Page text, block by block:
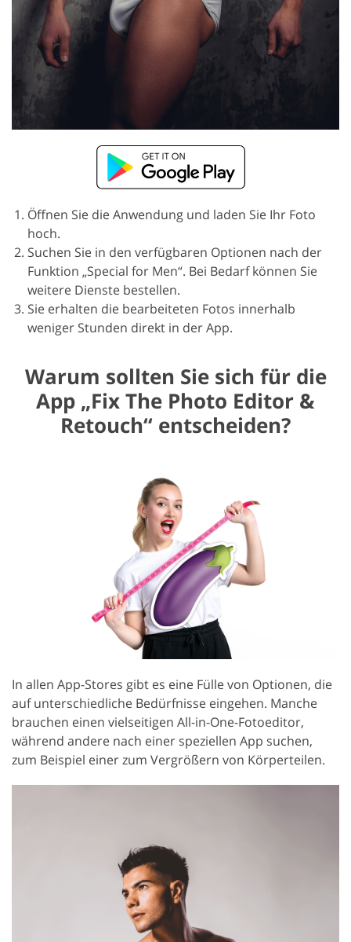
Öffnen Sie die Anwendung und laden Sie Ihr Foto
hoch.
Suchen Sie in den verfügbaren Optionen nach der
Funktion „Special for Men“. Bei Bedarf können Sie
weitere Dienste bestellen.
Sie erhalten die bearbeiteten Fotos innerhalb
weniger Stunden direkt in der App.
Warum sollten Sie sich für die
App „Fix The Photo Editor &
Retouch“ entscheiden?
In allen App-Stores gibt es eine Fülle von Optionen, die
auf unterschiedliche Bedürfnisse eingehen. Manche
brauchen einen vielseitigen All-in-One-Fotoeditor,
während andere nach einer speziellen App suchen,
zum Beispiel einer zum Vergrößern von Körperteilen.